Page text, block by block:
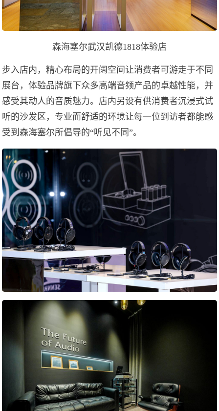
森海塞尔武汉凯德1818体验店
步入店内，精心布局的开阔空间让消费者可游走于不同
展台，体验品牌旗下众多高端音频产品的卓越性能，并
感受其动人的音质魅力。店内另设有供消费者沉浸式试
听的沙发区，专业而舒适的环境让每一位到访者都能感
受到森海塞尔所倡导的“听见不同”。